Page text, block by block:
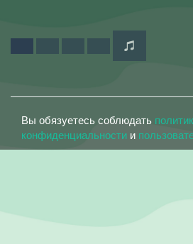
Вы обязуетесь соблюдать
конфиденциальности и